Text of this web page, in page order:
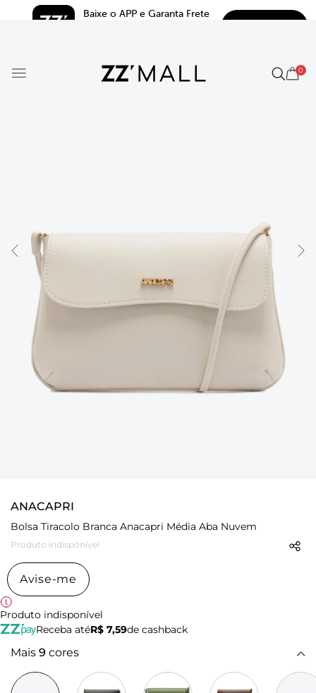
Baixe o APP e Garanta Frete
0
ANACAPRI
Bolsa Tiracolo Branca Anacapri Média Aba Nuvem
Produto indisponível
Avise-me
Produto indisponível
Receba atéR$ 7,59de cashback
Mais 9 cores